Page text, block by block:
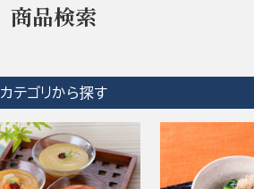
商品検索
カテゴリから探す